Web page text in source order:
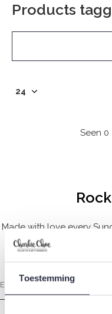
Toestemming
Products
Seen
Made with love every